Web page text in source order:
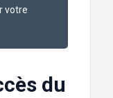
votre
du